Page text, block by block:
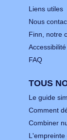
Liens utiles
Nous
Finn, notre
FAQ
TOUS
Le guide
Comment
Combiner